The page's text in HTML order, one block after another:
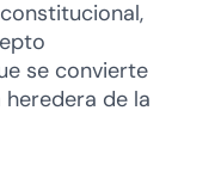
se convierte
de la